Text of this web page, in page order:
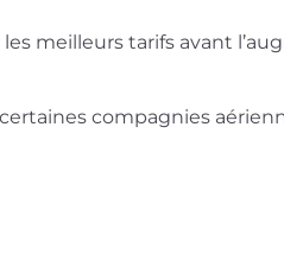
meilleurs tarifs avant
compagnies